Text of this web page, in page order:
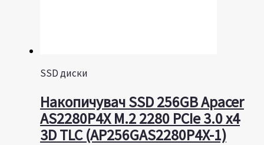
SSD диски
Накопичувач SSD 256GB Apacer
AS2280P4X M.2 2280 PCIe 3.0 x4
3D TLC (AP256GAS2280P4X-1)